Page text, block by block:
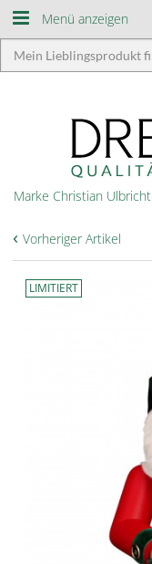
Menü anzeigen
Marke Christian Ulbricht
‹ Vorheriger Artikel
LIMITIERT